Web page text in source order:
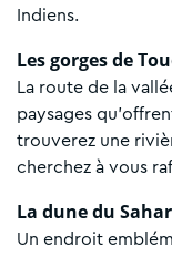
Indiens.
Les gorges de
La route de la
paysages
trouverez une
cherchez à vous
La dune du
Un endroit